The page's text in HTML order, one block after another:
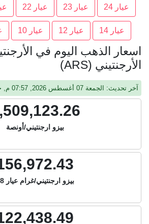
عيار 24 عيار 23 عيار 22
عيار 14 عيار 12 عيار 10
اسعار الذهب اليوم في
الأرجنتيني (ARS)
آخر تحديث: الجمعة 07 أغسطس 2026, 07:57 م, جرينيتش
بيزو ارجنتيني/أونصة
بيزو ارجنتيني/غرام عيار 18